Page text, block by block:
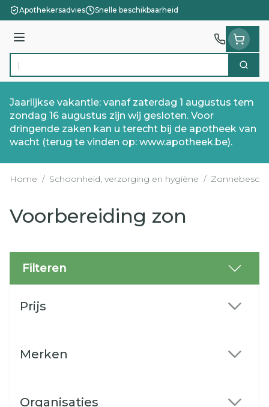
Ga naar de inhoud
Apothekersadvies Snelle beschikbaarheid
Menu
Product, merk, categorie... Zoek
Jaarlijkse vakantie: vanaf zaterdag 1 augustus tem
zondag 16 augustus zijn wij gesloten. Voor
dringende zaken kan u terecht bij de apotheek van
wacht (terug te vinden op: www.apotheek.be).
Home / Schoonheid, verzorging en hygiëne /
Voorbereiding zon
Filteren
Prijs
Merken
Organisaties